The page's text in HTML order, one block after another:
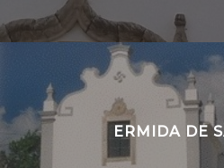
ERMIDA DE